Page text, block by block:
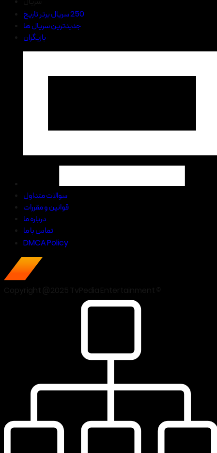
250 سریال برتر تاریخ
جدیدترین سریال ها
بازیگران
سوالات متداول
قوانین و مقررات
درباره ما
تماس با ما
DMCA Policy